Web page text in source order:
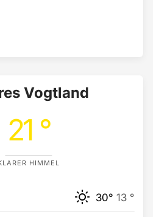
Vogtland
21 °
HIMMEL
30° 13 °